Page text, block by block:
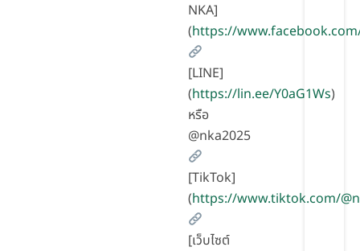
NKA]
(https://
[LINE]
(https://lin.ee/Y0aG1Ws)
หรือ
@nka2025
[TikTok]
(https://www.tiktok.com/
[เว็บไซต์